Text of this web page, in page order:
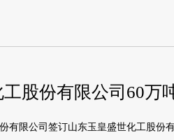
股份有限公司60万
有限公司签订山东玉皇盛世化工股份